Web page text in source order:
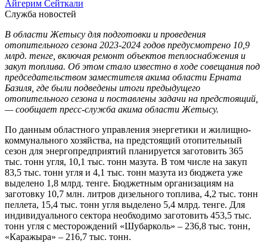
Айгерим Сейткали
Служба новостей
В области Жетысу для подготовки и проведения
отопительного сезона 2023-2024 годов предусмотрено 10,9
млрд. тенге, включая ремонт объектов теплоснабжения и
закуп топлива. Об этом стало известно в ходе совещания под
председательством заместителя акима области Ерната
Базиля, где были подведены итоги предыдущего
отопительного сезона и поставлены задачи на предстоящий,
— сообщает пресс-служба акима области Жетысу.
По данным областного управления энергетики и жилищно-
коммунального хозяйства, на предстоящий отопительный
сезон для энергопредприятий планируется заготовить 365
тыс. тонн угля, 10,1 тыс. тонн мазута. В том числе на закуп
83,5 тыс. тонн угля и 4,1 тыс. тонн мазута из бюджета уже
выделено 1,8 млрд. тенге. Бюджетным организациям на
заготовку 10,7 млн. литров дизельного топлива, 4,2 тыс. тонн
пеллета, 15,4 тыс. тонн угля выделено 5,4 млрд. тенге. Для
индивидуального сектора необходимо заготовить 453,5 тыс.
тонн угля с месторождений «Шубарколь» – 236,8 тыс. тонн,
«Каражыра» – 216,7 тыс. тонн.